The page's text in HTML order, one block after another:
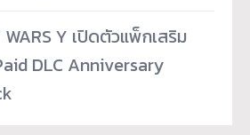
WARS Y เปิดตัวแพ็กเสริม
DLC Anniversary